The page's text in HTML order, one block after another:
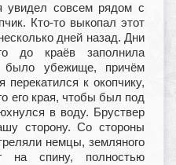
увидел совсем рядом с
Кто-то выкопал этот
дней назад. Дни
до краёв заполнила
убежище, причём
к окопчику,
его края, чтобы был под
в воду. Бруствер
сторону. Со стороны
немцы, земляного
спину, полностью